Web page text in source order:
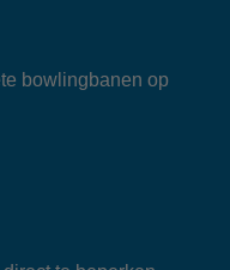
bowlingbanen op